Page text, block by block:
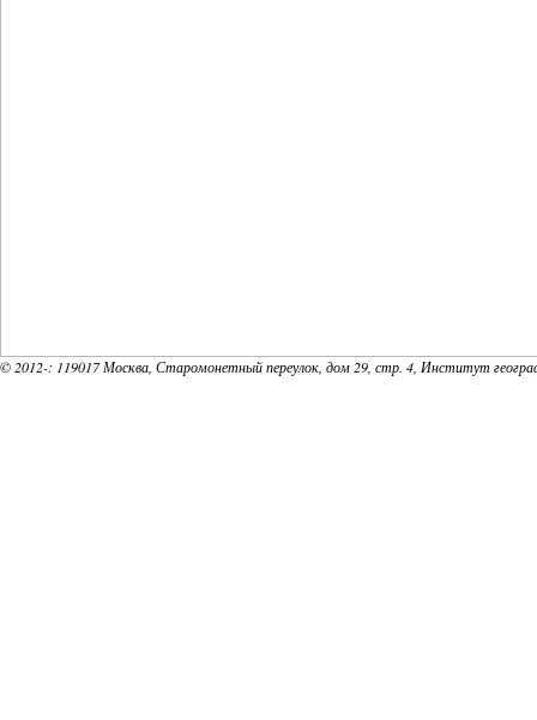
© 2012-: 119017 Москва, Старомонетный переулок, дом 29, стр. 4, Институт